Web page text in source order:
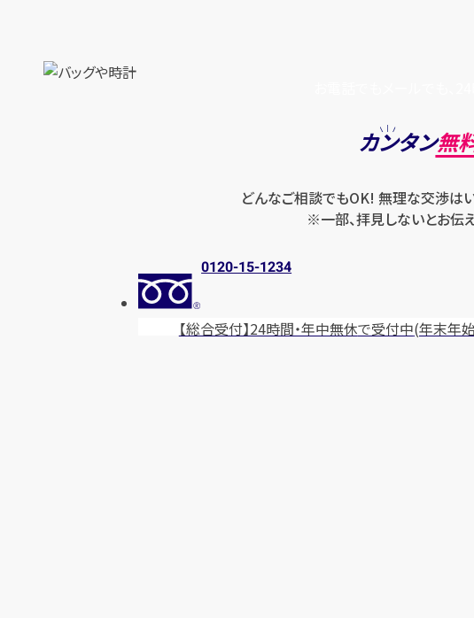
カンタン無
どんなご相談でもOK! 無理な交渉は
※一部、拝見しないとお伝
0120-15-1234
【総合受付】24時間・年中無休で受付中(年末年